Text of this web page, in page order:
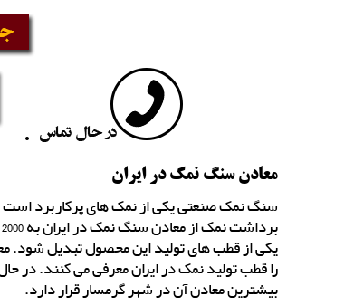
معادن سنگ نمک در ایران
سنگ نمک صنعتی یکی از نمک های پرکاربرد است
یکی از قطب های تولید این محصول تبدیل شود.
بیشترین معادن آن در شهر گرمسار قرار دارد.